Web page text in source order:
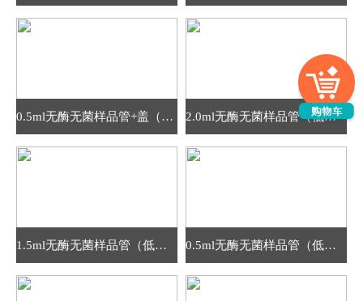
0.5ml无酶无菌样品管+盖（低盖） 2.0ml无酶无菌样品管（低盖）
1.5ml无酶无菌样品管（低盖） 0.5ml无酶无菌样品管（低盖）